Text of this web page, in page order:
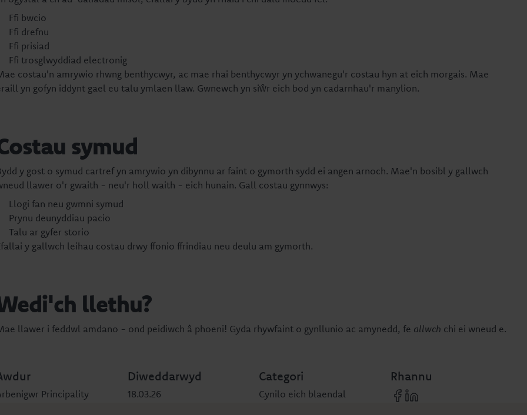
Ffi bwcio
Ffi drefnu
Ffi prisiad
Ffi trosglwyddiad electronig
costau'n amrywio rhwng benthycwyr, ac mae rhai benthycwyr yn ychwanegu'r costau hyn at eich morgais. Mae
yn gofyn iddynt gael eu talu ymlaen llaw. Gwnewch yn siŵr eich bod yn cadarnhau'r manylion.
symud
y gost o symud cartref yn amrywio yn dibynnu ar faint o gymorth sydd ei angen arnoch. Mae'n bosibl y gallwch
llawer o'r gwaith - neu'r holl waith - eich hunain. Gall costau gynnwys:
Llogi fan neu gwmni symud
Prynu deunyddiau pacio
Talu ar gyfer storio
y gallwch leihau costau drwy ffonio ffrindiau neu deulu am gymorth.
llethu?
llawer i feddwl amdano - ond peidiwch â phoeni! Gyda rhywfaint o gynllunio ac amynedd, fe allwch chi ei wneud e.
Principality
Diweddarwyd
18.03.26
Categori
Cynilo eich blaendal
Rhannu